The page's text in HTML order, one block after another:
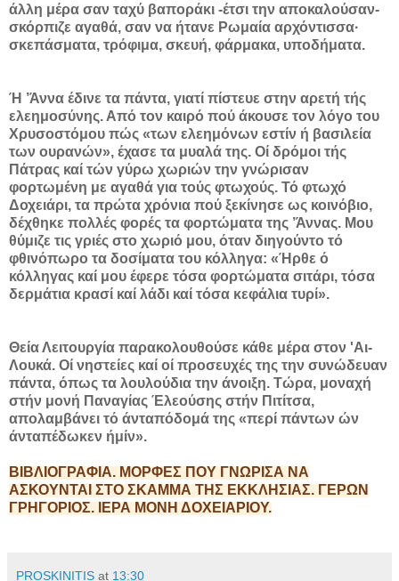
άλλη μέρα σαν ταχύ βαποράκι -έτσι την αποκαλούσαν-
σκόρπιζε αγαθά, σαν να ήτανε Ρωμαία αρχόντισσα·
σκεπάσματα, τρόφιμα, σκευή, φάρμακα, υποδήματα.
Ή ’Άννα έδινε τα πάντα, γιατί πίστευε στην αρετή τής
ελεημοσύνης. Από τον καιρό πού άκουσε τον λόγο του
Χρυσοστόμου πώς «των ελεημόνων εστίν ή βασιλεία
των ουρανών», έχασε τα μυαλά της. Οί δρόμοι τής
Πάτρας καί τών γύρω χωριών την γνώρισαν
φορτωμένη με αγαθά για τούς φτωχούς. Τό φτωχό
Δοχειάρι, τα πρώτα χρόνια πού ξεκίνησε ως κοινόβιο,
δέχθηκε πολλές φορές τα φορτώματα της ’Άννας. Μου
θύμιζε τις γριές στο χωριό μου, όταν διηγούντο τό
φθινόπωρο τα δοσίματα του κόλληγα: «Ήρθε ό
κόλληγας καί μου έφερε τόσα φορτώματα σιτάρι, τόσα
δερμάτια κρασί καί λάδι καί τόσα κεφάλια τυρί».
Θεία Λειτουργία παρακολουθούσε κάθε μέρα στον 'Αι-
Λουκά. Οί νηστείες καί οί προσευχές της την συνώδευαν
πάντα, όπως τα λουλούδια την άνοιξη. Τώρα, μοναχή
στήν μονή Παναγίας Έλεούσης στήν Πιτίτσα,
απολαμβάνει τό άνταπόδομά της «περί πάντων ών
άνταπέδωκεν ήμίν».
ΒΙΒΛΙΟΓΡΑΦΙΑ. ΜΟΡΦΕΣ ΠΟΥ ΓΝΩΡΙΣΑ ΝΑ
ΑΣΚΟΥΝΤΑΙ ΣΤΟ ΣΚΑΜΜΑ ΤΗΣ ΕΚΚΛΗΣΙΑΣ. ΓΕΡΩΝ
ΓΡΗΓΟΡΙΟΣ. ΙΕΡΑ ΜΟΝΗ ΔΟΧΕΙΑΡΙΟΥ.
PROSKINITIS at 13:30